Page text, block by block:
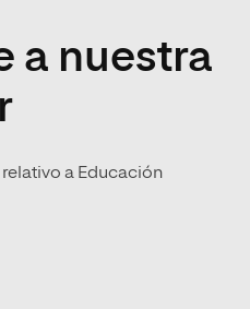
a nuestra
a Educación